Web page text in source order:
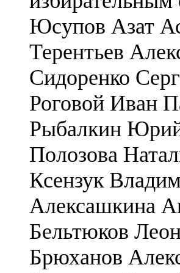
Юсупов Азат
Терентьев
Сидоренко
Роговой Иван
Рыбалкин
Полозова
Ксензук
Алексашкина
Бельтюков
Брюханов